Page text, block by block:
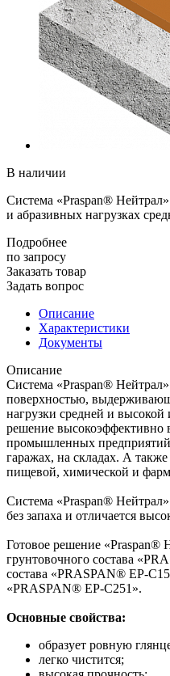
В наличии
Система «Praspan®
и абразивных нагрузках
Подробнее
по запросу
Заказать товар
Задать вопрос
Описание
Характеристики
Документы
Описание
Система «Praspan®
поверхностью,
нагрузки средней и
решение высокоэффективно
промышленных
гаражах, на складах. А
пищевой, химической и
Система «Praspan®
без запаха и отличается
Готовое решение «Praspan®
грунтовочного состава
состава «PRASPAN® EP-
«PRASPAN® EP-C251».
Основные свойства:
образует ровную
легко чистится;